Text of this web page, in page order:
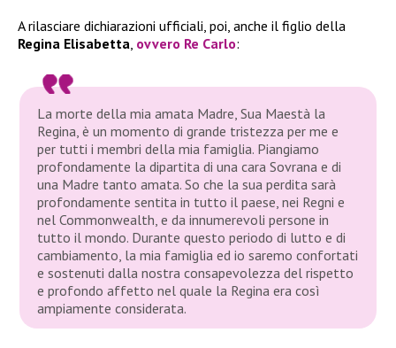
A rilasciare dichiarazioni ufficiali, poi, anche il figlio della
Regina Elisabetta ovvero Re Carlo:
La morte della mia amata Madre, Sua Maestà la
Regina, è un momento di grande tristezza per me e
per tutti i membri della mia famiglia. Piangiamo
profondamente la dipartita di una cara Sovrana e di
una Madre tanto amata. So che la sua perdita sarà
profondamente sentita in tutto il paese, nei Regni e
nel Commonwealth, e da innumerevoli persone in
tutto il mondo. Durante questo periodo di lutto e di
cambiamento, la mia famiglia ed io saremo confortati
e sostenuti dalla nostra consapevolezza del rispetto
e profondo affetto nel quale la Regina era così
ampiamente considerata.